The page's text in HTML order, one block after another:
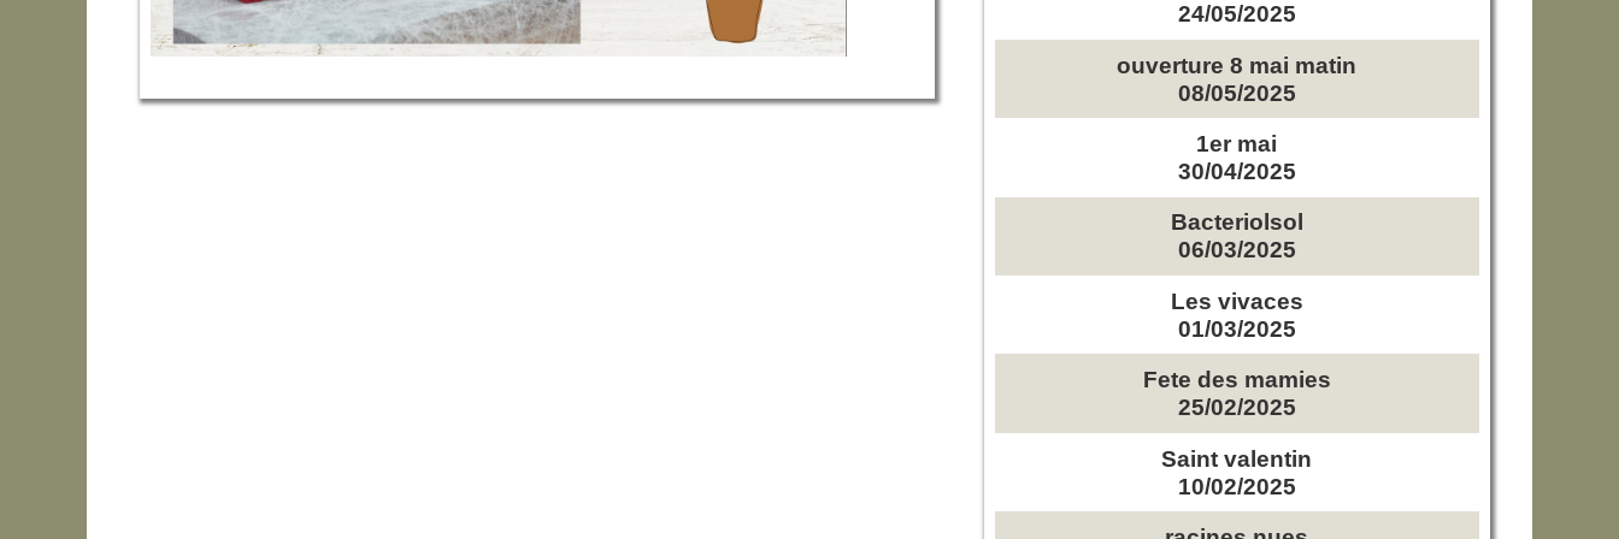
24/05/2025
ouverture 8 mai matin
08/05/2025
1er mai
30/04/2025
Bacteriolsol
06/03/2025
Les vivaces
01/03/2025
Fete des mamies
25/02/2025
Saint valentin
10/02/2025